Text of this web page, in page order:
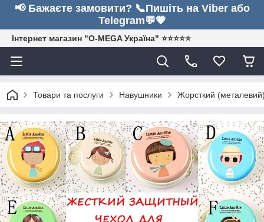
📢 Бажаєте замовити? 📞Пишіть на Viber або
Telegram💬💗
Інтернет магазин "O-MEGA Україна" ⭐⭐⭐⭐⭐
Товари та послуги Навушники Жорсткий (металевий)